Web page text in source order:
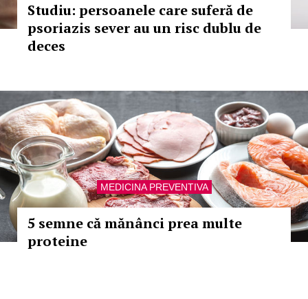
Studiu: persoanele care suferă de
psoriazis sever au un risc dublu de
deces
MEDICINA PREVENTIVA
5 semne că mănânci prea multe
proteine